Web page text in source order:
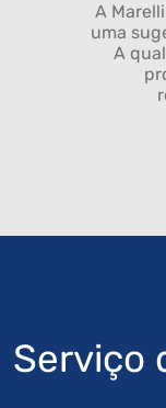
A
uma
A
Serviço